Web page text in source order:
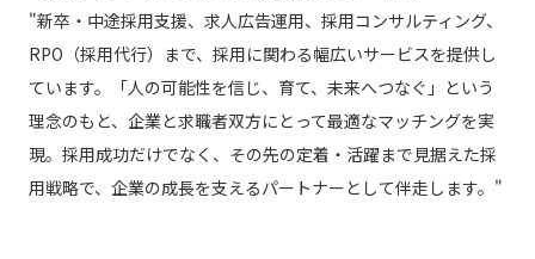
"新卒・中途採用支援、求人広告運用、採用コンサルティング、
RPO（採用代行）まで、採用に関わる幅広いサービスを提供し
ています。「人の可能性を信じ、育て、未来へつなぐ」という
理念のもと、企業と求職者双方にとって最適なマッチングを実
現。採用成功だけでなく、その先の定着・活躍まで見据えた採
用戦略で、企業の成長を支えるパートナーとして伴走します。"